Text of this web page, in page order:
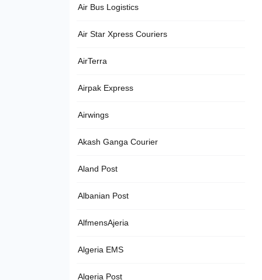
Air Bus Logistics
Air Star Xpress Couriers
AirTerra
Airpak Express
Airwings
Akash Ganga Courier
Aland Post
Albanian Post
AlfmensAjeria
Algeria EMS
Algeria Post